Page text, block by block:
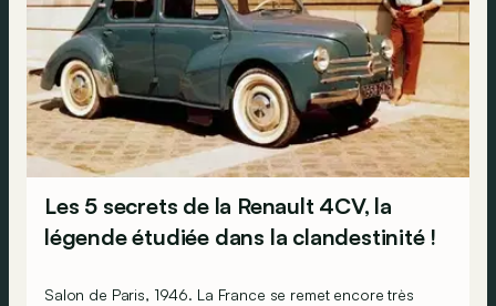
Les 5 secrets de la Renault 4CV, la
légende étudiée dans la clandestinité !
Salon de Paris, 1946. La France se remet encore très